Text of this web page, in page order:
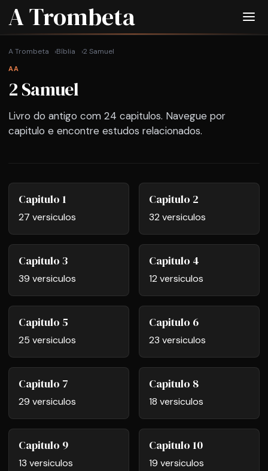
A Trombeta
A Trombeta Bíblia 2 Samuel
AA
2 Samuel
Livro do antigo com 24 capitulos. Navegue por
capitulo e encontre estudos relacionados.
Capitulo 1
27 versiculos
Capitulo 2
32 versiculos
Capitulo 3
39 versiculos
Capitulo 4
12 versiculos
Capitulo 5
25 versiculos
Capitulo 6
23 versiculos
Capitulo 7
29 versiculos
Capitulo 8
18 versiculos
Capitulo 9
13 versiculos
Capitulo 10
19 versiculos